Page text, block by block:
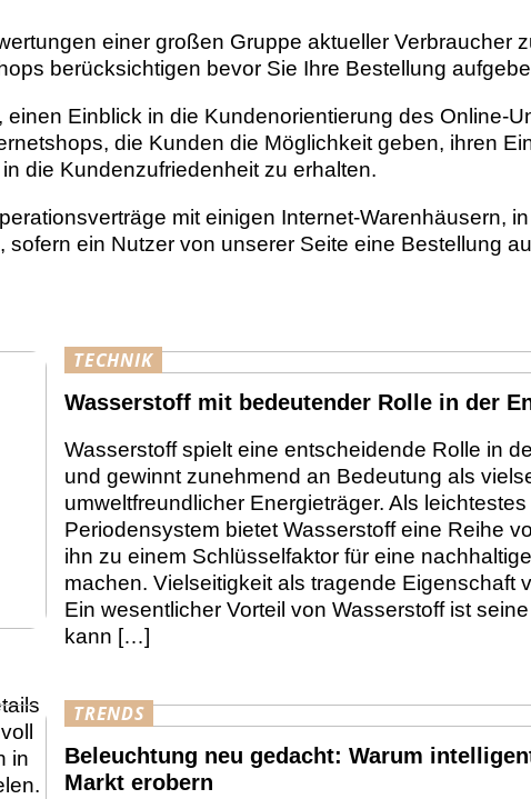
einer großen Gruppe aktueller Verbraucher
berücksichtigen bevor Sie Ihre Bestellung
Einblick in die Kundenorientierung des Online-
die Kunden die Möglichkeit geben, ihren
die Kundenzufriedenheit zu erhalten.
mit einigen Internet-Warenhäusern,
ein Nutzer von unserer Seite eine Bestellung
in
TECHNIK
Wasserstoff mit bedeutender Rolle in der
Wasserstoff spielt eine entscheidende Rolle in
und gewinnt zunehmend an Bedeutung als
umweltfreundlicher Energieträger. Als
Periodensystem bietet Wasserstoff eine Reihe
ihn zu einem Schlüsselfaktor für eine
machen. Vielseitigkeit als tragende Eigenschaft
Ein wesentlicher Vorteil von Wasserstoff ist
kann […]
TRENDS
Beleuchtung neu gedacht: Warum
Markt erobern